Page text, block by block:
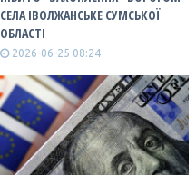
СЕЛА ІВОЛЖАНСЬКЕ СУМСЬКОЇ
ОБЛАСТІ
2026-06-25 08:24